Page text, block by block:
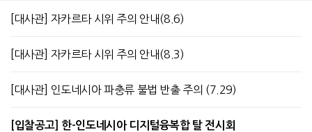
[대사관] 자카르타 시위 주의 안내(8.6)
[대사관] 자카르타 시위 주의 안내(8.3)
[대사관] 인도네시아 파충류 불법 반출 주의 (7.29)
[입찰공고] 한-인도네시아 디지털융복합 탈 전시회